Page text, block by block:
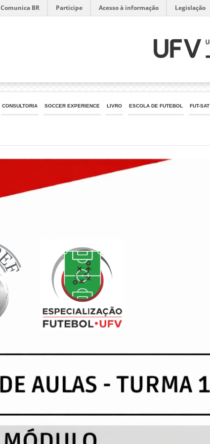
Comunica BR Participe Acesso à informação Legislação
CONSULTORIA SOCCER EXPERIENCE LIVRO ESCOLA DE FUTEBOL FUT-SAT